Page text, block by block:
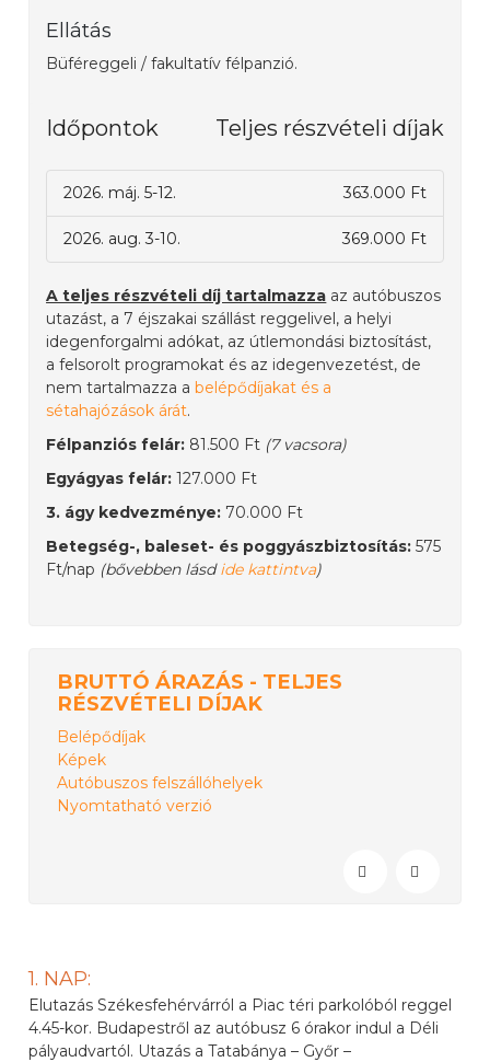
Ellátás
Büféreggeli / fakultatív félpanzió.
Időpontok Teljes részvételi díjak
2026. máj. 5-12. 363.000 Ft
2026. aug. 3-10. 369.000 Ft
A teljes részvételi díj tartalmazza az autóbuszos
utazást, a 7 éjszakai szállást reggelivel, a helyi
idegenforgalmi adókat, az útlemondási biztosítást,
a felsorolt programokat és az idegenvezetést, de
nem tartalmazza abelépődíjakat és a
sétahajózások árát.
Félpanziós felár: 81.500 Ft (7 vacsora)
Egyágyas felár: 127.000 Ft
3. ágy kedvezménye: 70.000 Ft
Betegség-, baleset- és poggyászbiztosítás: 575
Ft/nap (bővebben lásdide kattintva)
BRUTTÓ ÁRAZÁS - TELJES
RÉSZVÉTELI DÍJAK
Belépődíjak
Képek
Autóbuszos felszállóhelyek
Nyomtatható verzió
1. NAP:
Elutazás Székesfehérvárról a Piac téri parkolóból reggel
4.45-kor. Budapestről az autóbusz 6 órakor indul a Déli
pályaudvartól. Utazás a Tatabánya – Győr –